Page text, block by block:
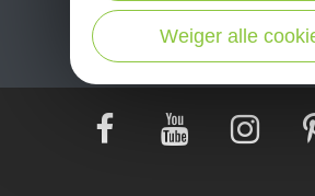
Je m'abonne
Weiger alle